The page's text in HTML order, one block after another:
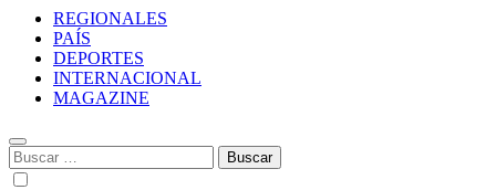
REGIONALES
PAÍS
DEPORTES
INTERNACIONAL
MAGAZINE
Buscar: